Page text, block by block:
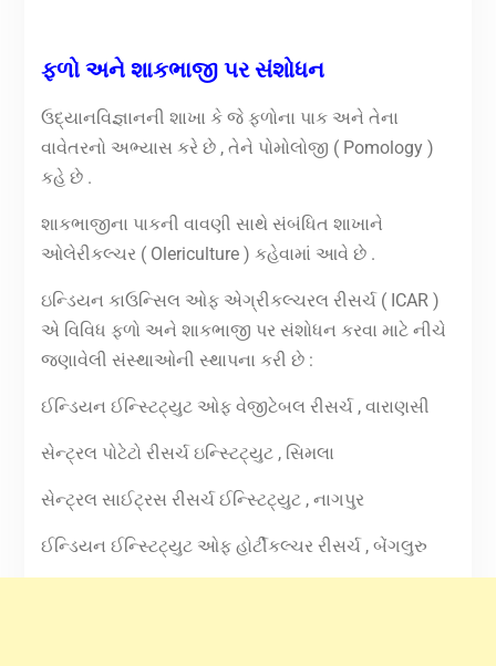
ફળો અને શાકભાજી પર સંશોધન
ઉદ્યાનવિજ્ઞાનની શાખા કે જે ફળોના પાક અને તેના
વાવેતરનો અભ્યાસ કરે છે , તેને પોમોલોજી ( Pomology )
કહે છે .
શાકભાજીના પાકની વાવણી સાથે સંબંધિત શાખાને
ઓલેરીકલ્ચર ( Olericulture ) કહેવામાં આવે છે .
ઇન્ડિયન કાઉન્સિલ ઓફ એગ્રીકલ્ચરલ રીસર્ચ ( ICAR )
એ વિવિધ ફળો અને શાકભાજી પર સંશોધન કરવા માટે નીચે
જણાવેલી સંસ્થાઓની સ્થાપના કરી છે :
ઈન્ડિયન ઈન્સ્ટિટ્યુટ ઓફ વેજીટેબલ રીસર્ચ , વારાણસી
સેન્ટ્રલ પોટેટો રીસર્ચ ઇન્સ્ટિટ્યુટ , સિમલા
સેન્ટ્રલ સાઈટ્રસ રીસર્ચ ઈન્સ્ટિટ્યુટ , નાગપુર
ઈન્ડિયન ઈન્સ્ટિટ્યુટ ઓફ હોર્ટીકલ્ચર રીસર્ચ , બેંગલુરુ